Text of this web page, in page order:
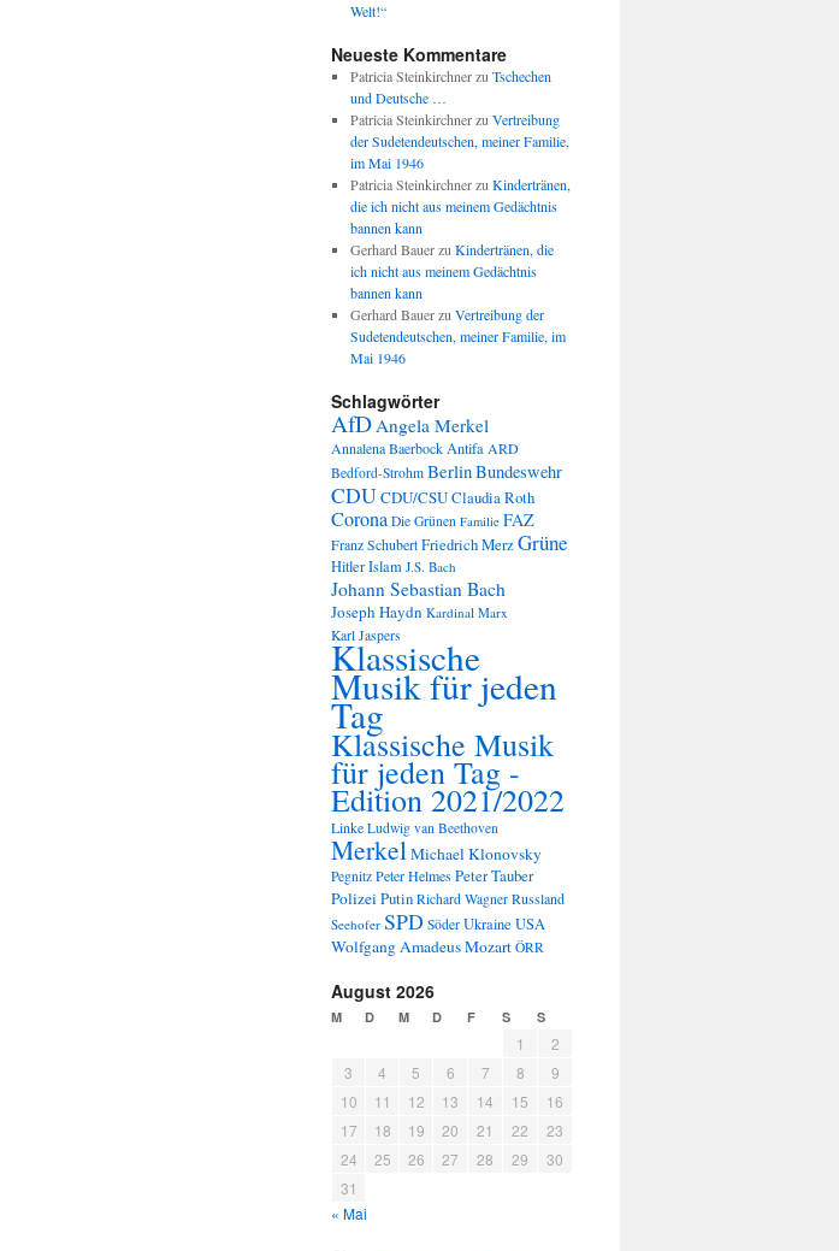
Welt!“
Neueste Kommentare
Patricia Steinkirchnerzu Tschechen
und Deutsche …
Patricia Steinkirchnerzu Vertreibung
der Sudetendeutschen, meiner Familie,
im Mai 1946
Patricia Steinkirchnerzu Kindertränen,
die ich nicht aus meinem Gedächtnis
bannen kann
Gerhard Bauerzu Kindertränen, die
ich nicht aus meinem Gedächtnis
bannen kann
Gerhard Bauerzu Vertreibung der
Sudetendeutschen, meiner Familie, im
Mai 1946
Schlagwörter
AfDAngela Merkel
Annalena BaerbockAntifa ARD
Bedford-Strohm BerlinBundeswehr
CDUCDU/CSUClaudia Roth
Corona Die Grünen Familie FAZ
Franz SchubertFriedrich MerzGrüne
HitlerIslam J.S. Bach
Johann Sebastian Bach
Joseph Haydn Kardinal Marx
Karl Jaspers
Klassische
Musik für jeden
Tag
Klassische Musik
für jeden Tag -
Edition 2021/2022
Linke Ludwig van Beethoven
MerkelMichael Klonovsky
Pegnitz Peter HelmesPeter Tauber
PolizeiPutin Richard Wagner Russland
Seehofer SPD Söder Ukraine USA
Wolfgang Amadeus Mozart ÖRR
August 2026
M D M D F S S
1
2
3
4 5 6 7 8
9
10
11 12 13 14 15
16
17
18 19 20 21 22
23
24
25 26 27 28 29
30
31
« Mai